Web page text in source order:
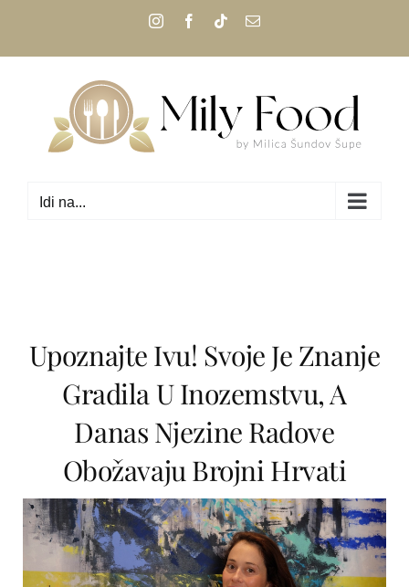
InstagramFacebook
TiktokEmail:
Idi na...
Upoznajte Ivu! Svoje Je Znanje
Gradila U Inozemstvu, A
Danas Njezine Radove
Obožavaju Brojni Hrvati